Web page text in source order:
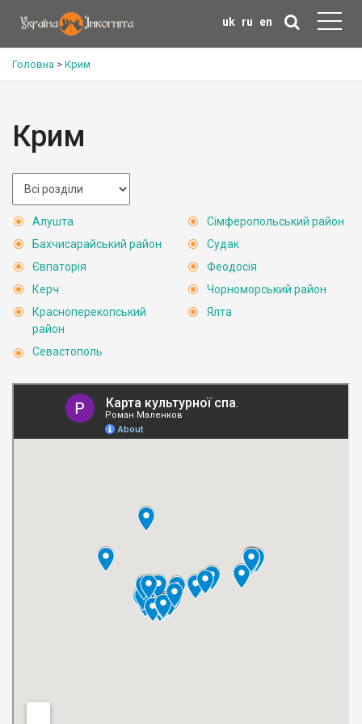
uk ru en
Головна > Крим
Крим
Алушта
Бахчисарайський район
Євпаторія
Керч
Красноперекопський
район
Севастополь
Сімферопольський район
Судак
Феодосія
Чорноморський район
Ялта